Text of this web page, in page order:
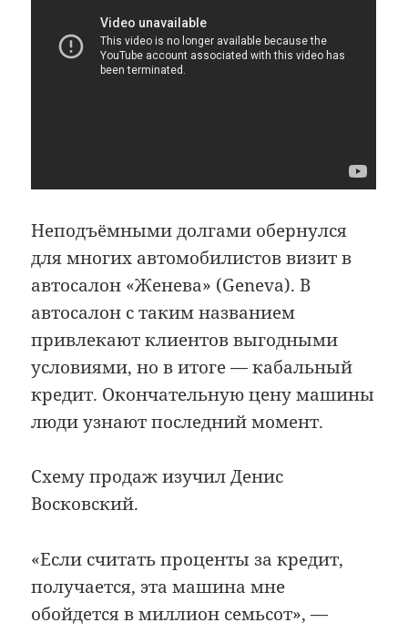
Неподъёмными долгами обернулся
для многих автомобилистов визит в
автосалон «Женева» (Geneva). В
автосалон с таким названием
привлекают клиентов выгодными
условиями, но в итоге — кабальный
кредит. Окончательную цену машины
люди узнают последний момент.
Схему продаж изучил Денис
Восковский.
«Если считать проценты за кредит,
получается, эта машина мне
обойдется в миллион семьсот», —